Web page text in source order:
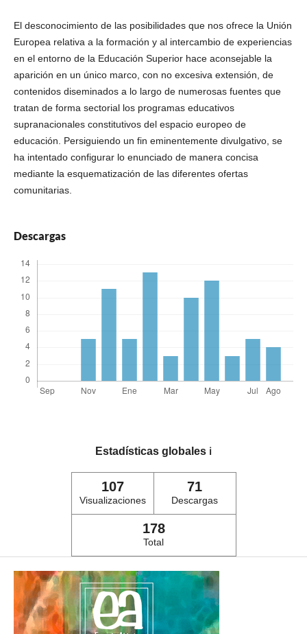
El desconocimiento de las posibilidades que nos ofrece la Unión
Europea relativa a la formación y al intercambio de experiencias
en el entorno de la Educación Superior hace aconsejable la
aparición en un único marco, con no excesiva extensión, de
contenidos diseminados a lo largo de numerosas fuentes que
tratan de forma sectorial los programas educativos
supranacionales constitutivos del espacio europeo de
educación. Persiguiendo un fin eminentemente divulgativo, se
ha intentado configurar lo enunciado de manera concisa
mediante la esquematización de las diferentes ofertas
comunitarias.
Descargas
Estadísticas globales ℹ️
107
Visualizaciones
71
Descargas
178
Total